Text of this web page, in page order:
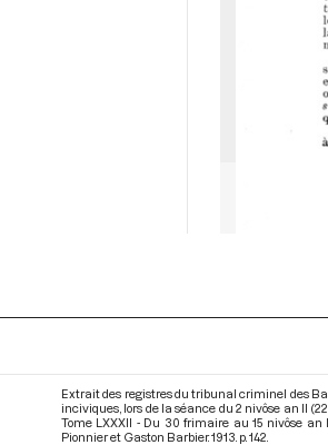
Extrait des registres du tribunal criminel des
inciviques, lors de la séance du 2 nivôse an II
Tome LXXXII - Du 30 frimaire au 15 nivôse
Pionnier et Gaston Barbier. 1913. p. 142.